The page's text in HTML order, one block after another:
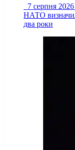
7 серпня
НАТО
два роки